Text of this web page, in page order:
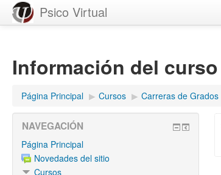
Psico Virtual
Información del curso
Página Principal ▶︎ Cursos ▶︎ Carreras de Grados
NAVEGACIÓN
Página Principal
Novedades del sitio
Cursos